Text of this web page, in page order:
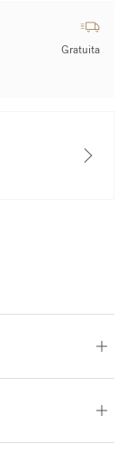
Gratuita